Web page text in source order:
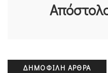
ΔΗΜΟΦΙΛΉ ΆΡΘΡΑ